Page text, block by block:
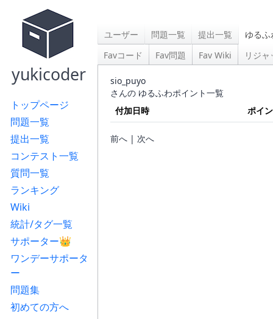
yukicoder
トップページ
問題一覧
提出一覧
コンテスト一覧
質問一覧
ランキング
Wiki
統計/タグ一覧
サポーター👑
ワンデーサポータ
ー
問題集
初めての方へ
ユーザー 問題一覧 提出一覧
ゆる
Favコード
Fav問題 Fav Wiki リジ
sio_puyo
さんの ゆるふわポイント一覧
付加日時
ポイ
前へ | 次へ